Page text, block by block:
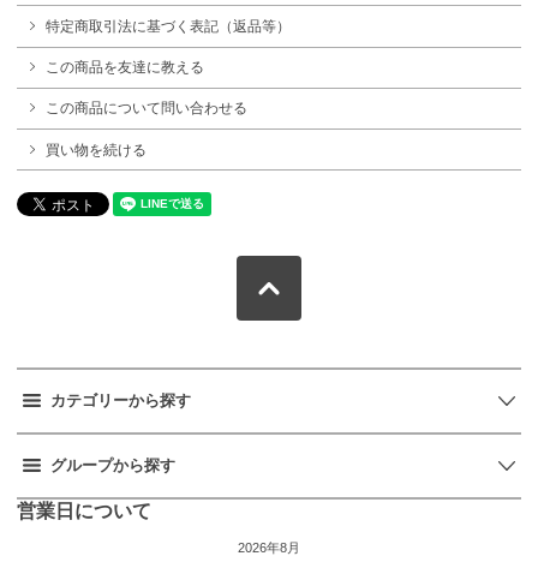
特定商取引法に基づく表記（返品等）
この商品を友達に教える
この商品について問い合わせる
買い物を続ける
カテゴリーから探す
グループから探す
営業日について
2026年8月